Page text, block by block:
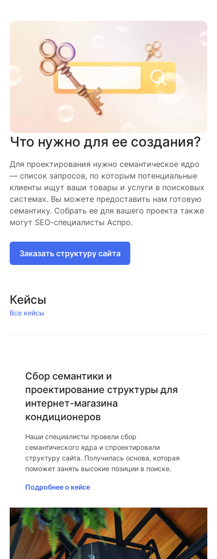
Что нужно для ее создания?
Для проектирования нужно семантическое ядро
— список запросов, по которым потенциальные
клиенты ищут ваши товары и услуги в поисковых
системах. Вы можете предоставить нам готовую
семантику. Собрать ее для вашего проекта также
могут SEO-специалисты Аспро.
Заказать структуру сайта
Кейсы
Все кейсы
Сбор семантики и
проектирование структуры для
интернет-магазина
кондиционеров
Наши специалисты провели сбор
семантического ядра и спроектировали
структуру сайта. Получилась основа, которая
поможет занять высокие позиции в поиске.
Подробнее о кейсе